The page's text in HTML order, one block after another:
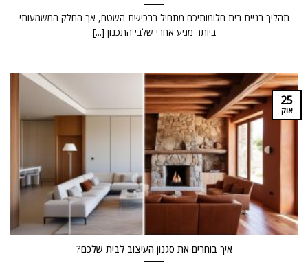
תהליך בניית בית חלומותיכם מתחיל ברכישת השטח, אך החלק המשמעותי
ביותר מגיע אחרי שלבי התכנון [...]
איך בוחרים את סגנון העיצוב לבית שלכם?
25
אוק